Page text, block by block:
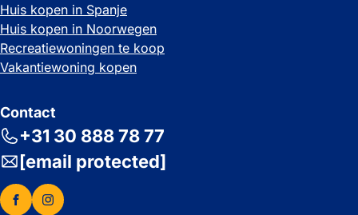
Huis kopen in Spanje
Huis kopen in Noorwegen
Recreatiewoningen te koop
Vakantiewoning kopen
Contact
+31 30 888 78 77
[email protected]